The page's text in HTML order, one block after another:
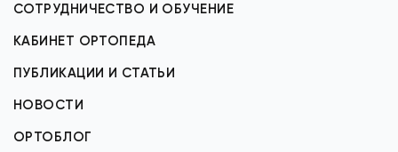
СОТРУДНИЧЕСТВО И ОБУЧЕНИЕ
КАБИНЕТ ОРТОПЕДА
ПУБЛИКАЦИИ И СТАТЬИ
НОВОСТИ
ОРТОБЛОГ